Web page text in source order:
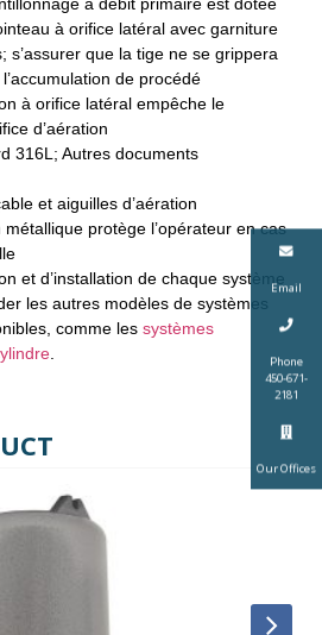
Email
Phone
450-671-
2181
Our Offices
à orifice latéral avec garniture
s’assurer que la tige ne se grippera
de procédé
à orifice latéral empêche le
d’aération
316L; Autres documents
et aiguilles d’aération
protège l’opérateur en cas
et d’installation de chaque système
les autres modèles de systèmes
comme les systèmes
(s’ouvre